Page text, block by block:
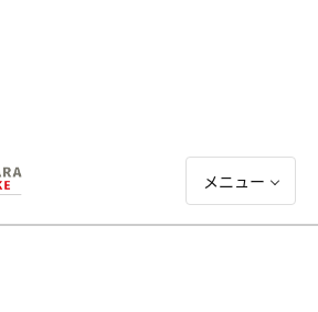
メニュー